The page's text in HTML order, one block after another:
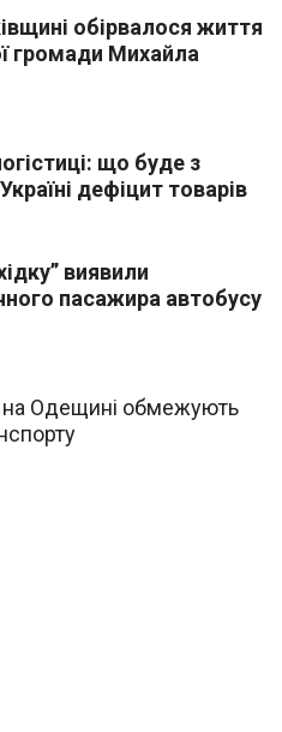
громади Михайла
що буде з
дефіцит товарів
пасажира автобусу
на Одещині обмежують